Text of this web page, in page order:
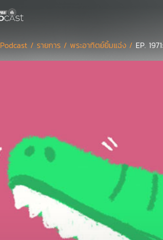
Podcast / รายการ /พระอาทิตย์ยิ้มแฉ่ง / EP.